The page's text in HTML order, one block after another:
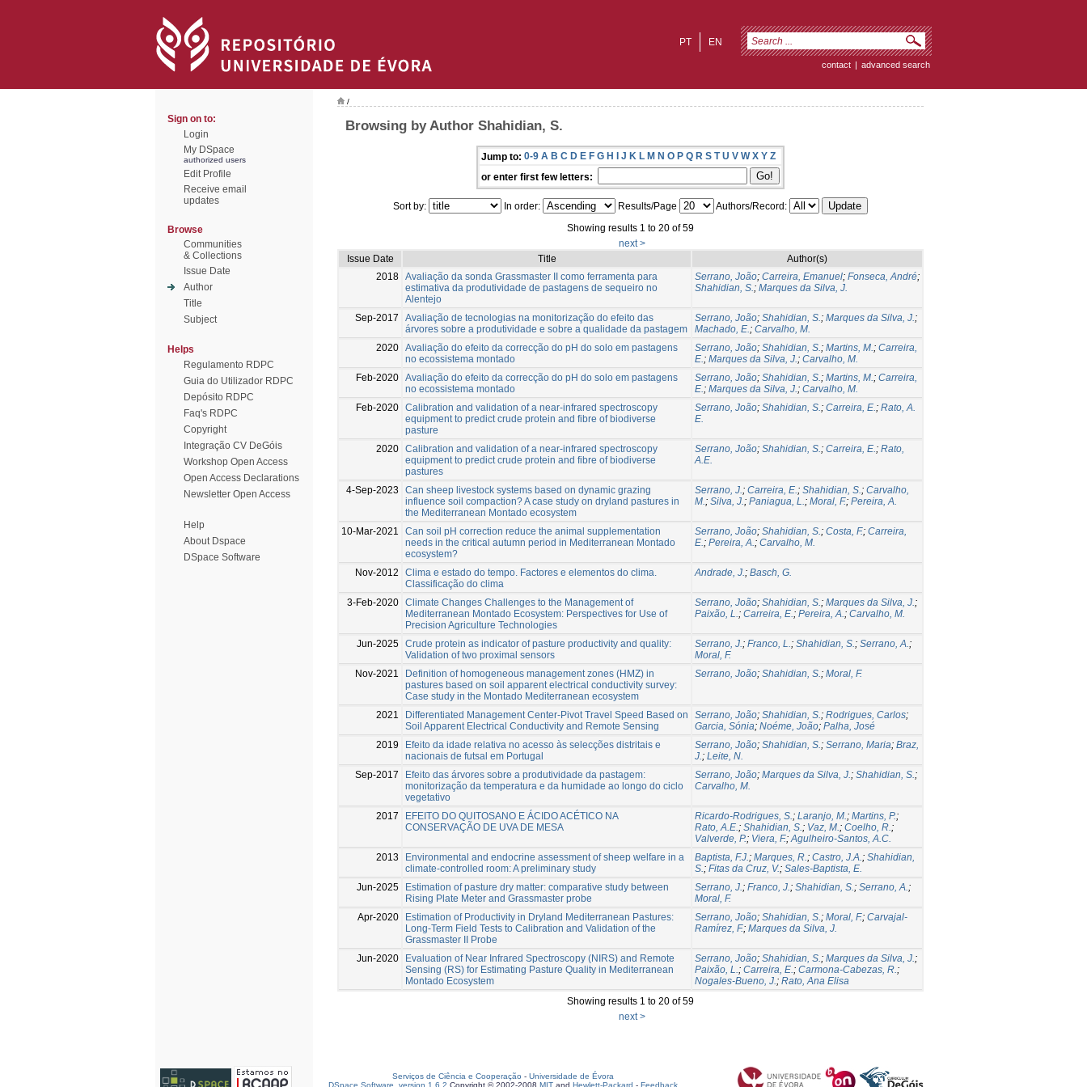
EN
PT
contact | advanced search
Sign on to:
Login
My DSpace
authorized users
Edit Profile
Receive email
updates
Browse
Communities
& Collections
Issue Date
Author
Title
Subject
Helps
Regulamento RDPC
Guia do Utilizador RDPC
Depósito RDPC
Faq's RDPC
Copyright
Integração CV DeGóis
Workshop Open Access
Open Access Declarations
Newsletter Open Access
Help
About Dspace
DSpace Software
/
Browsing by Author Shahidian, S.
Jump to: 0-9 A B C D E F G H I J K L M N O P Q R S T U V W X Y Z
or enter first few letters:
Sort by: In order: Results/Page
Authors/Record:
Showing results 1 to 20 of 59
next >
Issue Date
Title
Author(s)
2018 Avaliação da sonda Grassmaster II como ferramenta para
estimativa da produtividade de pastagens de sequeiro no
Alentejo
Serrano, João; Carreira, Emanuel; Fonseca, André;
Shahidian, S.; Marques da Silva, J.
Sep-2017
Avaliação de tecnologias na monitorização do efeito das
árvores sobre a produtividade e sobre a qualidade da pastagem
Serrano, João; Shahidian, S.; Marques da Silva, J.;
Machado, E.; Carvalho, M.
2020 Avaliação do efeito da correcção do pH do solo em pastagens
no ecossistema montado
Serrano, João; Shahidian, S.; Martins, M.; Carreira,
E.; Marques da Silva, J.; Carvalho, M.
Feb-2020 Avaliação do efeito da correcção do pH do solo em pastagens
no ecossistema montado
Serrano, João; Shahidian, S.; Martins, M.; Carreira,
E.; Marques da Silva, J.; Carvalho, M.
Feb-2020 Calibration and validation of a near-infrared spectroscopy
equipment to predict crude protein and fibre of biodiverse
pasture
Serrano, João; Shahidian, S.; Carreira, E.; Rato, A.
E.
2020 Calibration and validation of a near-infrared spectroscopy
equipment to predict crude protein and fibre of biodiverse
pastures
Serrano, João; Shahidian, S.; Carreira, E.; Rato,
A.E.
4-Sep-2023
Can sheep livestock systems based on dynamic grazing
influence soil compaction? A case study on dryland pastures in
the Mediterranean Montado ecosystem
Serrano, J.; Carreira, E.; Shahidian, S.; Carvalho,
M.; Silva, J.; Paniagua, L.; Moral, F.; Pereira, A.
10-Mar-2021
Can soil pH correction reduce the animal supplementation
needs in the critical autumn period in Mediterranean Montado
ecosystem?
Serrano, João; Shahidian, S.; Costa, F.; Carreira,
E.; Pereira, A.; Carvalho, M.
Nov-2012
Clima e estado do tempo. Factores e elementos do clima.
Classificação do clima
Andrade, J.; Basch, G.
3-Feb-2020 Climate Changes Challenges to the Management of
Mediterranean Montado Ecosystem: Perspectives for Use of
Precision Agriculture Technologies
Serrano, João; Shahidian, S.; Marques da Silva, J.;
Paixão, L.; Carreira, E.; Pereira, A.; Carvalho, M.
Jun-2025 Crude protein as indicator of pasture productivity and quality:
Validation of two proximal sensors
Serrano, J.; Franco, L.; Shahidian, S.; Serrano, A.;
Moral, F.
Nov-2021
Definition of homogeneous management zones (HMZ) in
pastures based on soil apparent electrical conductivity survey:
Case study in the Montado Mediterranean ecosystem
Serrano, João; Shahidian, S.; Moral, F.
2021
Differentiated Management Center-Pivot Travel Speed Based on
Soil Apparent Electrical Conductivity and Remote Sensing
Serrano, João; Shahidian, S.; Rodrigues, Carlos;
Garcia, Sónia; Noéme, João; Palha, José
2019
Efeito da idade relativa no acesso às selecções distritais e
nacionais de futsal em Portugal
Serrano, João; Shahidian, S.; Serrano, Maria; Braz,
J.; Leite, N.
Sep-2017
Efeito das árvores sobre a produtividade da pastagem:
monitorização da temperatura e da humidade ao longo do ciclo
vegetativo
Serrano, João; Marques da Silva, J.; Shahidian, S.;
Carvalho, M.
2017
EFEITO DO QUITOSANO E ÁCIDO ACÉTICO NA
CONSERVAÇÃO DE UVA DE MESA
Ricardo-Rodrigues, S.; Laranjo, M.; Martins, P.;
Rato, A.E.; Shahidian, S.; Vaz, M.; Coelho, R.;
Valverde, P.; Viera, F.;Agulheiro-Santos, A.C.
2013
Environmental and endocrine assessment of sheep welfare in a
climate-controlled room: A preliminary study
Baptista, F.J.; Marques, R.; Castro, J.A.; Shahidian,
S.; Fitas da Cruz, V.; Sales-Baptista, E.
Jun-2025
Estimation of pasture dry matter: comparative study between
Rising Plate Meter and Grassmaster probe
Serrano, J.; Franco, J.; Shahidian, S.; Serrano, A.;
Moral, F.
Apr-2020
Estimation of Productivity in Dryland Mediterranean Pastures:
Long-Term Field Tests to Calibration and Validation of the
Grassmaster II Probe
Serrano, João; Shahidian, S.; Moral, F.; Carvajal-
Ramírez, F.; Marques da Silva, J.
Jun-2020
Evaluation of Near Infrared Spectroscopy (NIRS) and Remote
Sensing (RS) for Estimating Pasture Quality in Mediterranean
Montado Ecosystem
Serrano, João; Shahidian, S.; Marques da Silva, J.;
Paixão, L.; Carreira, E.; Carmona-Cabezas, R.;
Nogales-Bueno, J.; Rato, Ana Elisa
Showing results 1 to 20 of 59
next >
Serviços de Ciência e Cooperação - Universidade de Évora
DSpace Software, version 1.6.2 Copyright © 2002-2008 MIT and Hewlett-Packard - Feedback